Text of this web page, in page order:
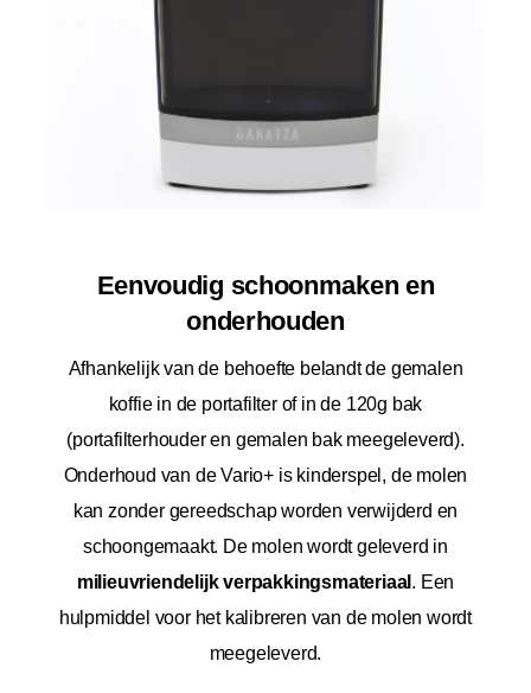
Eenvoudig schoonmaken en
onderhouden
Afhankelijk van de behoefte belandt de gemalen
koffie in de portafilter of in de 120g bak
(portafilterhouder en gemalen bak meegeleverd).
Onderhoud van de Vario+ is kinderspel, de molen
kan zonder gereedschap worden verwijderd en
schoongemaakt. De molen wordt geleverd in
milieuvriendelijk verpakkingsmateriaal . Een
hulpmiddel voor het kalibreren van de molen wordt
meegeleverd.